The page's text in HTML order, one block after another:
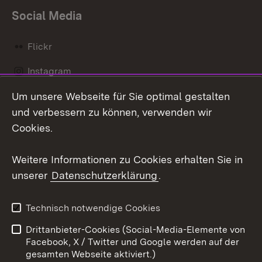
Social Media
Flickr
Instagram
Social Wall
Barrierefreiheit
Benutzungshinweise
Impressum
Cookies
Um unsere Webseite für Sie optimal gestalten
und verbessern zu können, verwenden wir
Cookies.
Weitere Informationen zu Cookies erhalten Sie in
unserer Datenschutzerklärung.
Technisch notwendige Cookies
Drittanbieter-Cookies (Social-Media-Elemente von
Facebook, X / Twitter und Google werden auf der
gesamten Webseite aktiviert.)